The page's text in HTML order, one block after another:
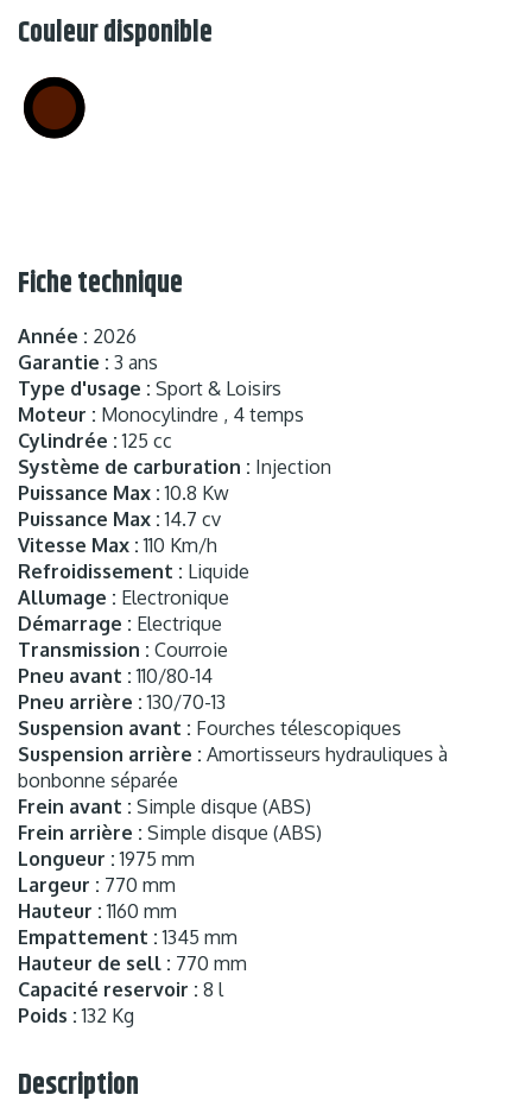
Couleur disponible
Fiche technique
Année : 2026
Garantie : 3 ans
Type d'usage : Sport & Loisirs
Moteur : Monocylindre , 4 temps
Cylindrée : 125 cc
Système de carburation : Injection
Puissance Max : 10.8 Kw
Puissance Max : 14.7 cv
Vitesse Max : 110 Km/h
Refroidissement : Liquide
Allumage : Electronique
Démarrage : Electrique
Transmission : Courroie
Pneu avant : 110/80-14
Pneu arrière : 130/70-13
Suspension avant : Fourches télescopiques
Suspension arrière : Amortisseurs hydrauliques à
bonbonne séparée
Frein avant : Simple disque (ABS)
Frein arrière : Simple disque (ABS)
Longueur : 1975 mm
Largeur : 770 mm
Hauteur : 1160 mm
Empattement : 1345 mm
Hauteur de sell : 770 mm
Capacité reservoir : 8 l
Poids : 132 Kg
Description